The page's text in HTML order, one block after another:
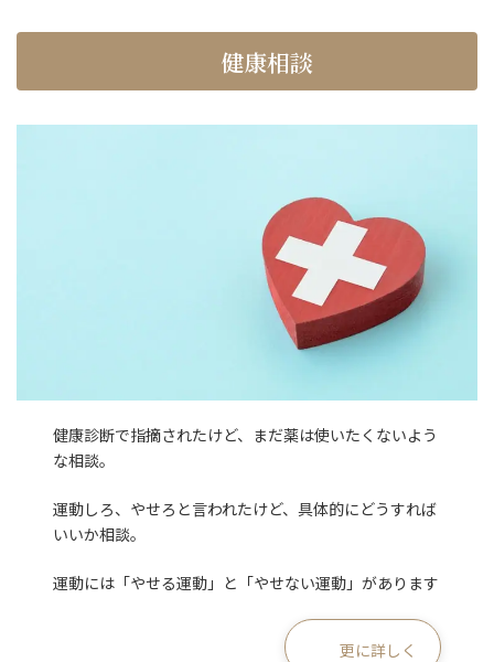
健康相談
健康診断で指摘されたけど、まだ薬は使いたくないよう
な相談。
運動しろ、やせろと言われたけど、具体的にどうすれば
いいか相談。
運動には「やせる運動」と「やせない運動」があります
更に詳しく